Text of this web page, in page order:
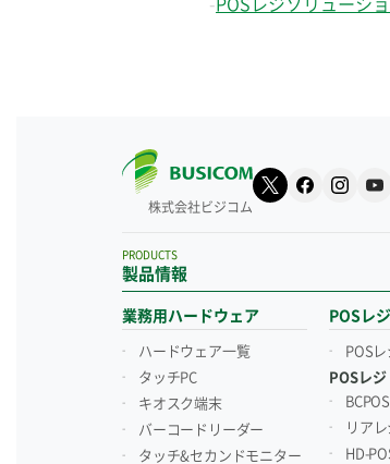
- POSレジソリューシ
株式会社ビジコム
製品情報
PRODUCTS
業務用ハードウェア
ハードウェア一覧
タッチPC
キオスク端末
バーコードリーダー
タッチ&セカンドモニター
POSレ
POS
POSレジ
BCPOS
リアレ
HD-